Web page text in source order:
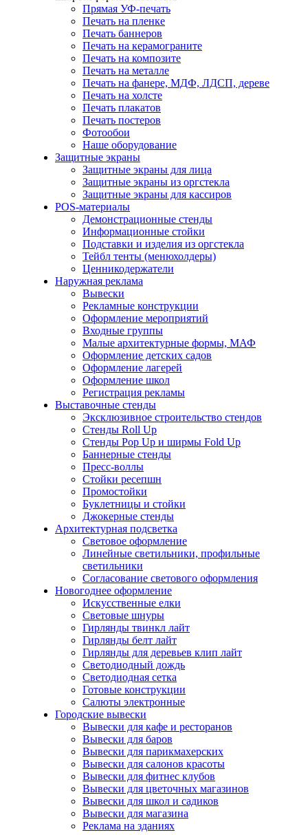
Прямая УФ-печать
Печать на пленке
Печать баннеров
Печать на керамограните
Печать на композите
Печать на металле
Печать на фанере, МДФ, ЛДСП, дереве
Печать на холсте
Печать плакатов
Печать постеров
Фотообои
Наше оборудование
Защитные экраны
Защитные экраны для лица
Защитные экраны из оргстекла
Защитные экраны для кассиров
POS-материалы
Демонстрационные стенды
Информационные стойки
Подставки и изделия из оргстекла
Тейбл тенты (менюхолдеры)
Ценникодержатели
Наружная реклама
Вывески
Рекламные конструкции
Оформление мероприятий
Входные группы
Малые архитектурные формы, МАФ
Оформление детских садов
Оформление лагерей
Оформление школ
Регистрация рекламы
Выставочные стенды
Эксклюзивное строительство стендов
Стенды Roll Up
Стенды Рор Up и ширмы Fold Up
Баннерные стенды
Пресс-воллы
Стойки ресепшн
Промостойки
Буклетницы и стойки
Джокерные стенды
Архитектурная подсветка
Световое оформление
Линейные светильники, профильные
светильники
Согласование светового оформления
Новогоднее оформление
Искусcтвенные елки
Световые шнуры
Гирлянды твинкл лайт
Гирлянды белт лайт
Гирлянды для деревьев клип лайт
Светодиодный дождь
Светодиодная сетка
Готовые конструкции
Салюты электронные
Городские вывески
Вывески для кафе и ресторанов
Вывески для баров
Вывески для парикмахерских
Вывески для салонов красоты
Вывески для фитнес клубов
Вывески для цветочных магазинов
Вывески для школ и садиков
Вывески для магазина
Реклама на зданиях